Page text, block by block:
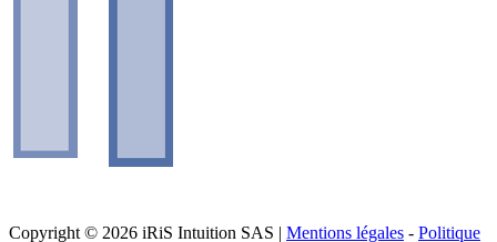
Copyright © 2026 iRiS Intuition SAS | Mentions légales - Politique